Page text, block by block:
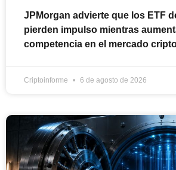
JPMorgan advierte que los ETF
pierden impulso mientras
competencia en el mercado
Criptoinforme 6 de agosto de 2026